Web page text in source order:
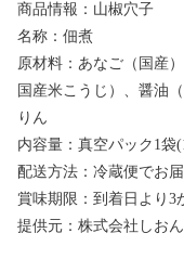
商品情報：山椒穴子
名称：佃煮
原材料：あなご（国産
国産米こうじ）、醤油
りん
内容量：真空パック1袋
配送方法：冷蔵便でお届
賞味期限：到着日より3
提供元：株式会社しおん